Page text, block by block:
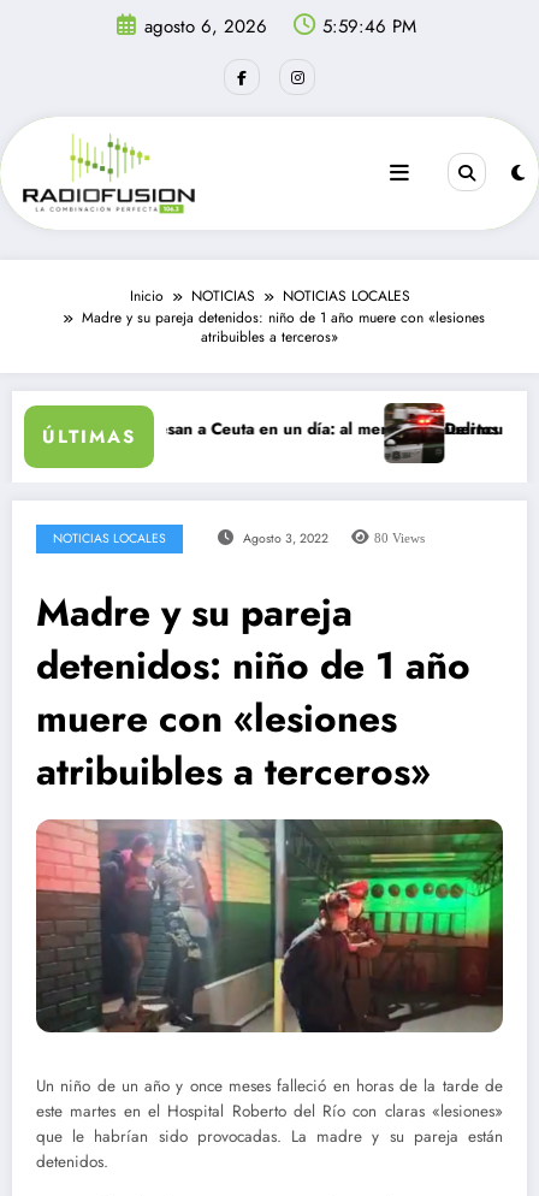
agosto 6, 2026 5:59:46 PM
Inicio NOTICIAS
NOTICIAS LOCALES
Madre y su pareja detenidos: niño de 1 año muere con «lesiones
atribuibles a terceros»
ÚLTIMAS
ingresan a Ceuta en un día: al menos 34 muertos en la crisis.
Delincuentes
NOTICIAS LOCALES Agosto 3, 2022 80 Views
Madre y su pareja
detenidos: niño de 1 año
muere con «lesiones
atribuibles a terceros»
Un niño de un año y once meses falleció en horas de la tarde de
este martes en el Hospital Roberto del Río con claras «lesiones»
que le habrían sido provocadas. La madre y su pareja están
detenidos.